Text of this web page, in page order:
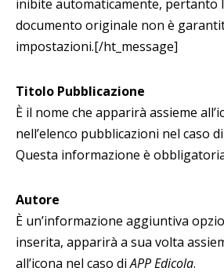
inibite automaticamente, pertanto
documento originale non è
impostazioni.[/ht_message]
Titolo Pubblicazione
È il nome che apparirà assieme
nell’elenco pubblicazioni nel caso
Questa informazione è
Autore
È un’informazione aggiuntiva
inserita, apparirà a sua volta
all’icona nel caso diAPP Edicola.